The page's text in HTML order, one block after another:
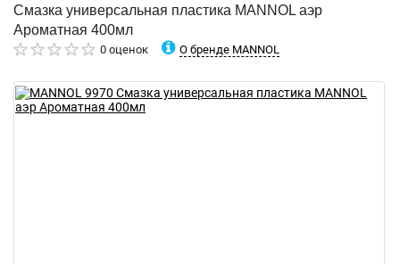
Смазка универсальная пластика MANNOL аэр
Ароматная 400мл
0 оценок О бренде MANNOL